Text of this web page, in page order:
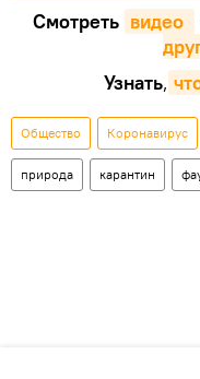
Смотреть видео
Узнать,
Общество Коронавирус
природа карантин